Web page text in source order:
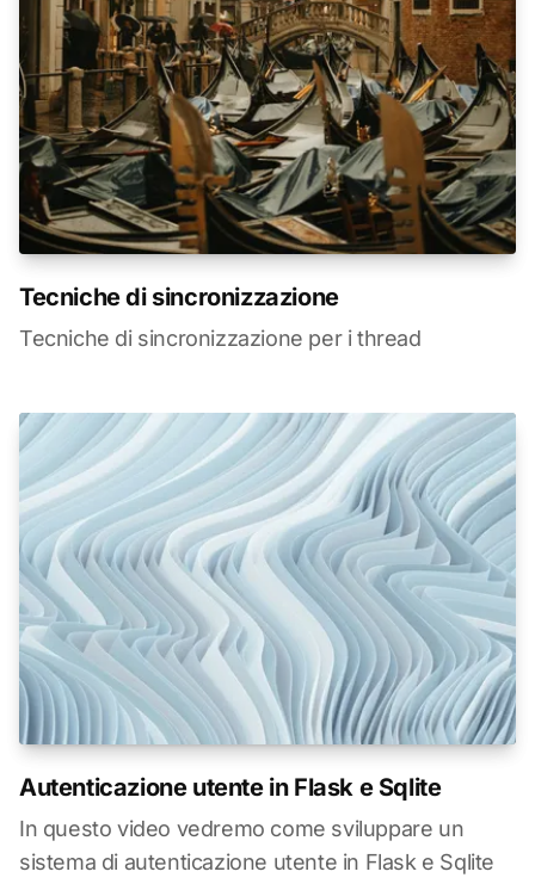
Tecniche di sincronizzazione
Tecniche di sincronizzazione per i thread
Autenticazione utente in Flask e Sqlite
In questo video vedremo come sviluppare un
sistema di autenticazione utente in Flask e Sqlite